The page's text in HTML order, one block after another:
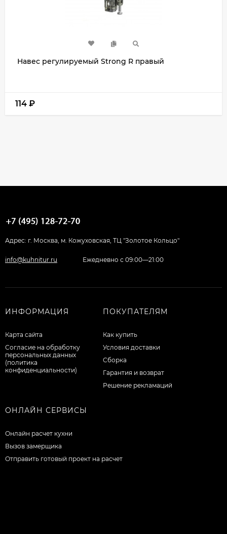
Навес регулируемый Strong R правый
114 ₽
Адрес: г. Москва, м. Кожуховская, ТЦ "Золотое Кольцо"
info@kuhnitur.ru Ежедневно с 09:00—21:00
ИНФОРМАЦИЯ
Карта сайта
Согласие на обработку
персональных данных
(политика
конфиденциальности)
ПОКУПАТЕЛЯМ
Как купить
Условия доставки
Сборка
Гарантия и возврат
Решение рекламаций
ОНЛАЙН СЕРВИСЫ
Онлайн расчет кухни
Вызов замерщика
Отправить готовый проект на расчет